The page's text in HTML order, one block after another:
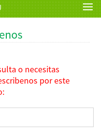
o necesitas
por este